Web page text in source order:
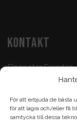
För att erbjuda de bästa
för att lagra och/eller få
samtycka till dessa
KONTAKT
Elscooter Sweden
Köp & Frågor: 070-